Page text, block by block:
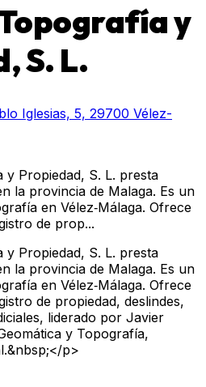
y
S. L.
Iglesias, 5, 29700 Vélez-
Propiedad, S. L. presta
la provincia de Malaga. Es un
en Vélez‑Málaga. Ofrece
de prop...
Propiedad, S. L. presta
la provincia de Malaga. Es un
en Vélez‑Málaga. Ofrece
de propiedad, deslindes,
liderado por Javier
y Topografía,
p>